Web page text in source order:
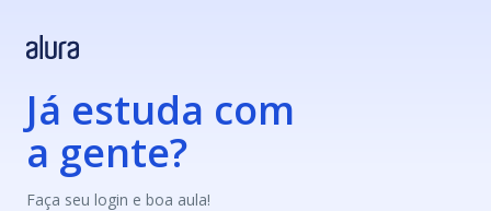
Já estuda com
a gente?
Faça seu login e boa aula!